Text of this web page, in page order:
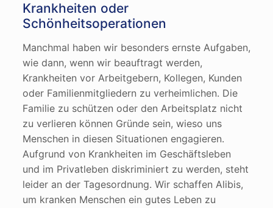
Krankheiten oder
Schönheitsoperationen
Manchmal haben wir besonders ernste Aufgaben,
wie dann, wenn wir beauftragt werden,
Krankheiten vor Arbeitgebern, Kollegen, Kunden
oder Familienmitgliedern zu verheimlichen. Die
Familie zu schützen oder den Arbeitsplatz nicht
zu verlieren können Gründe sein, wieso uns
Menschen in diesen Situationen engagieren.
Aufgrund von Krankheiten im Geschäftsleben
und im Privatleben diskriminiert zu werden, steht
leider an der Tagesordnung. Wir schaffen Alibis,
um kranken Menschen ein gutes Leben zu